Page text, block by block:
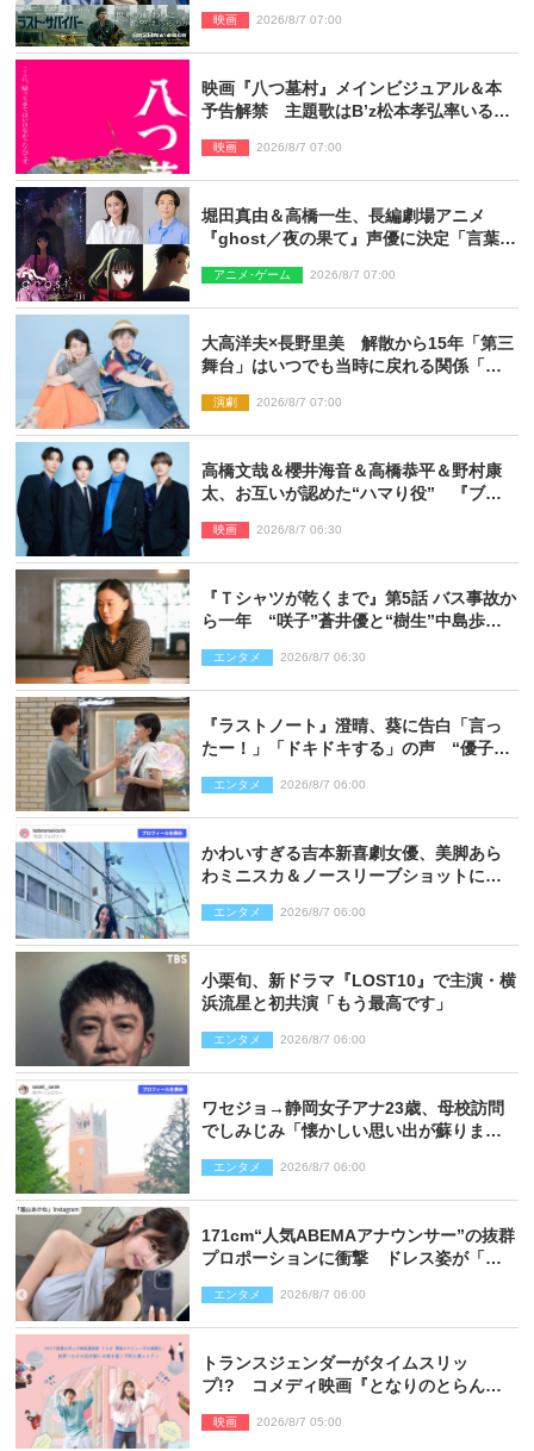
結！
映画 2026/8/7 07:00
映画『八つ墓村』メインビジュアル＆本
予告解禁 主題歌はB’z松本孝弘率いる
映画 2026/8/7 07:00
堀田真由＆高橋一生、長編劇場アニメ
『ghost／夜の果て』声優に決定「言葉に
た」
アニメ･ゲーム 2026/8/7 07:00
大高洋夫×長野里美 解散から15年「第三
舞台」はいつでも当時に戻れる関係「や
演劇 2026/8/7 07:00
高橋文哉＆櫻井海音＆高橋恭平＆野村康
太、お互いが認めた“ハマり役” 『ブル
映画 2026/8/7 06:30
『Ｔシャツが乾くまで』第5話 バス事故か
ら一年 “咲子”蒼井優と“樹生”中島歩は
エンタメ 2026/8/7 06:30
『ラストノート』澄晴、葵に告白「言っ
たー！」「ドキドキする」の声 “優子劇
エンタメ 2026/8/7 06:00
かわいすぎる吉本新喜劇女優、美脚あら
わミニスカ＆ノースリーブショットに反
エンタメ 2026/8/7 06:00
小栗旬、新ドラマ『LOST10』で主演・横
浜流星と初共演「もう最高です」
エンタメ 2026/8/7 06:00
ワセジョ→静岡女子アナ23歳、母校訪問
でしみじみ「懐かしい思い出が蘇りまし
エンタメ 2026/8/7 06:00
171cm“人気ABEMAアナウンサー”の抜群
プロポーションに衝撃 ドレス姿が「美
エンタメ 2026/8/7 06:00
トランスジェンダーがタイムスリッ
プ!? コメディ映画『となりのとらんす
映画 2026/8/7 05:00